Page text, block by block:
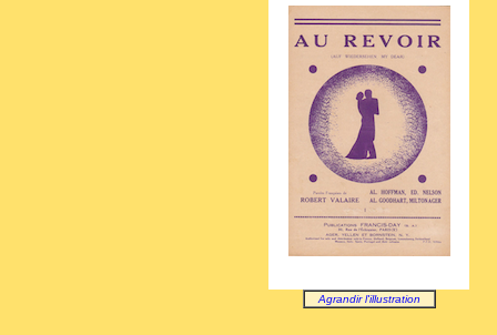
Agrandir l'illustration